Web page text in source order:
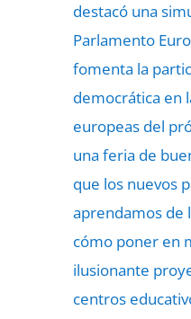
destacó una
Parlamento
fomenta la
democrática en
europeas del
una feria de
que los nuevos
aprendamos de
cómo poner en
ilusionante
centros